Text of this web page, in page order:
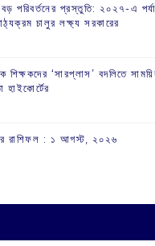
বড় পরিবর্তনের প্রস্তুতি: ২০২৭-এ
চালুর লক্ষ্য সরকারের
শিক্ষকদের ‘সারপ্লাস’ বদলিতে
হাইকোর্টের
রাশিফল :‌ ‌‌১ আগস্ট, ২০২৬